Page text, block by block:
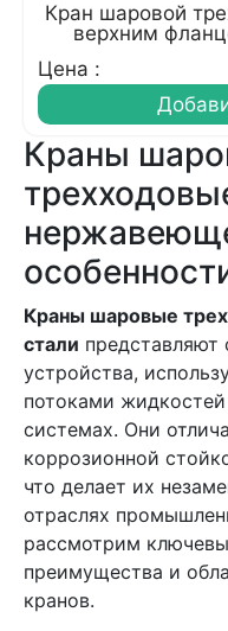
Кран шаровой
верхним
Цена :
Краны
Краны шаровые
стали
устройства,
потоками
системах. Они
коррозионной
что делает их
отраслях
рассмотрим
преимущества и
кранов.